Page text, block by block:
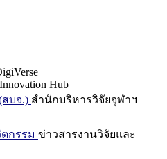
Hub
บจ.) สำนักบริหารวิจัยจุฬาฯ
กรรม ข่าวสารงานวิจัยและ